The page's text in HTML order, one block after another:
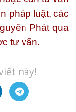
pháp luật, các
Phát qua
tư vấn.
này!